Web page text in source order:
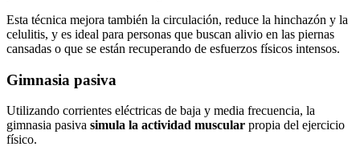
Esta técnica mejora también la circulación, reduce la hinchazón y la
celulitis, y es ideal para personas que buscan alivio en las piernas
cansadas o que se están recuperando de esfuerzos físicos intensos.
Gimnasia pasiva
Utilizando corrientes eléctricas de baja y media frecuencia, la
gimnasia pasiva simula la actividad muscular propia del ejercicio
físico.